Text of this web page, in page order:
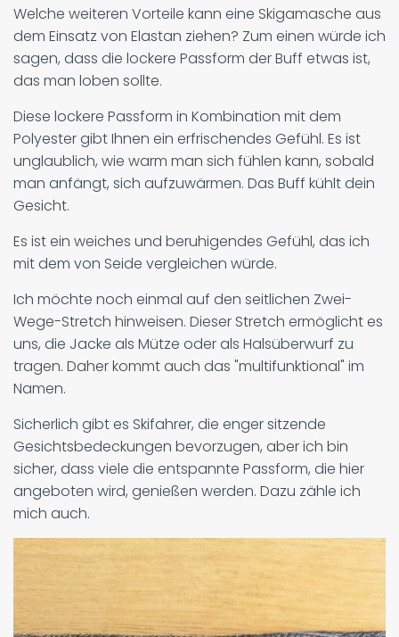
Welche weiteren Vorteile kann eine Skigamasche aus
dem Einsatz von Elastan ziehen? Zum einen würde ich
sagen, dass die lockere Passform der Buff etwas ist,
das man loben sollte.
Diese lockere Passform in Kombination mit dem
Polyester gibt Ihnen ein erfrischendes Gefühl. Es ist
unglaublich, wie warm man sich fühlen kann, sobald
man anfängt, sich aufzuwärmen. Das Buff kühlt dein
Gesicht.
Es ist ein weiches und beruhigendes Gefühl, das ich
mit dem von Seide vergleichen würde.
Ich möchte noch einmal auf den seitlichen Zwei-
Wege-Stretch hinweisen. Dieser Stretch ermöglicht es
uns, die Jacke als Mütze oder als Halsüberwurf zu
tragen. Daher kommt auch das "multifunktional" im
Namen.
Sicherlich gibt es Skifahrer, die enger sitzende
Gesichtsbedeckungen bevorzugen, aber ich bin
sicher, dass viele die entspannte Passform, die hier
angeboten wird, genießen werden. Dazu zähle ich
mich auch.